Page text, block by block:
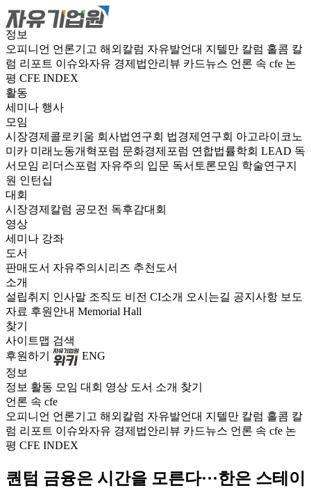
정보
오피니언 언론기고 해외칼럼 자유발언대 지텔만 칼럼 홀콤 칼
럼 리포트 이슈와자유 경제법안리뷰 카드뉴스 언론 속 cfe 논
평 CFE INDEX
활동
세미나 행사
모임
시장경제콜로키움 회사법연구회 법경제연구회 아고라이코노
미카 미래노동개혁포럼 문화경제포럼 연합법률학회 LEAD 독
서모임 리더스포럼 자유주의 입문 독서토론모임 학술연구지
원 인턴십
대회
시장경제칼럼 공모전 독후감대회
영상
세미나 강좌
도서
판매도서 자유주의시리즈 추천도서
소개
설립취지 인사말 조직도 비전 CI소개 오시는길 공지사항 보도
자료 후원안내 Memorial Hall
찾기
사이트맵 검색
후원하기
ENG
정보
정보 활동 모임 대회 영상 도서 소개 찾기
언론 속 cfe
오피니언 언론기고 해외칼럼 자유발언대 지텔만 칼럼 홀콤 칼
럼 리포트 이슈와자유 경제법안리뷰 카드뉴스 언론 속 cfe 논
평 CFE INDEX
퀀텀 금융은 시간을 모른다···한은 스테이